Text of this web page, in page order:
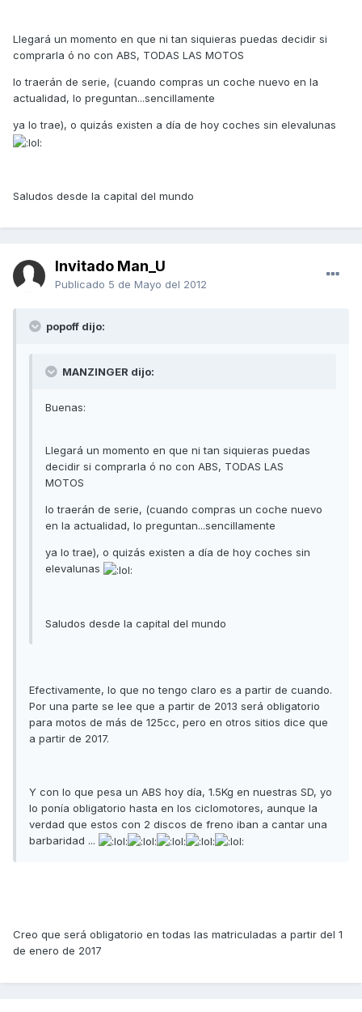
Llegará un momento en que ni tan siquieras puedas decidir si
comprarla ó no con ABS, TODAS LAS MOTOS
lo traerán de serie, (cuando compras un coche nuevo en la
actualidad, lo preguntan...sencillamente
ya lo trae), o quizás existen a día de hoy coches sin elevalunas
Saludos desde la capital del mundo
Invitado Man_U
Publicado 5 de Mayo del 2012
popoff dijo:
MANZINGER dijo:
Buenas:
Llegará un momento en que ni tan siquieras puedas
decidir si comprarla ó no con ABS, TODAS LAS
MOTOS
lo traerán de serie, (cuando compras un coche nuevo
en la actualidad, lo preguntan...sencillamente
ya lo trae), o quizás existen a día de hoy coches sin
elevalunas
Saludos desde la capital del mundo
Efectivamente, lo que no tengo claro es a partir de cuando.
Por una parte se lee que a partir de 2013 será obligatorio
para motos de más de 125cc, pero en otros sitios dice que
a partir de 2017.
Y con lo que pesa un ABS hoy día, 1.5Kg en nuestras SD, yo
lo ponía obligatorio hasta en los ciclomotores, aunque la
verdad que estos con 2 discos de freno iban a cantar una
barbaridad ...
Creo que será obligatorio en todas las matriculadas a partir del 1
de enero de 2017